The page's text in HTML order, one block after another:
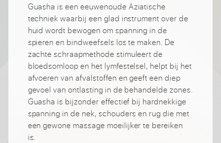
Guasha is een eeuwenoude Aziatische
techniek waarbij een glad instrument over de
huid wordt bewogen om spanning in de
spieren en bindweefsels los te maken. De
zachte schraapmethode stimuleert de
bloedsomloop en het lymfestelsel, helpt bij het
afvoeren van afvalstoffen en geeft een diep
gevoel van ontlasting in de behandelde zones.
Guasha is bijzonder effectief bij hardnekkige
spanning in de nek, schouders en rug die met
een gewone massage moeilijker te bereiken
is.